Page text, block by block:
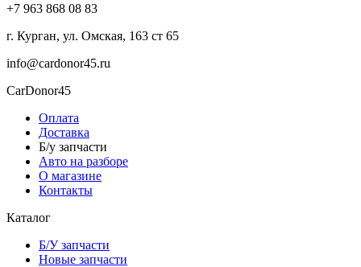
+7 963 868 08 83
г. Курган, ул. Омская, 163 ст 65
info@cardonor45.ru
CarDonor45
Оплата
Доставка
Б/у запчасти
Авто на разборе
О магазине
Контакты
Каталог
Б/У запчасти
Новые запчасти